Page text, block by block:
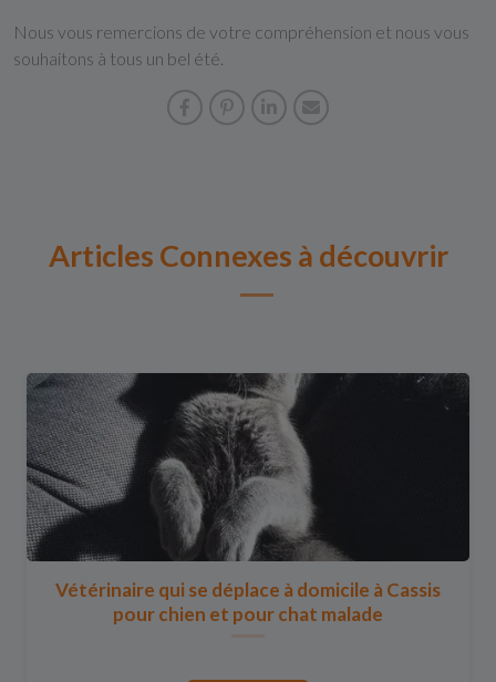
Nous vous remercions de votre compréhension et nous vous
souhaitons à tous un bel été.
Articles Connexes à découvrir
Vétérinaire qui se déplace à domicile à Cassis
pour chien et pour chat malade